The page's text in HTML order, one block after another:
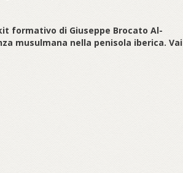
formativo di Giuseppe Brocato Al-
musulmana nella penisola iberica. Vai